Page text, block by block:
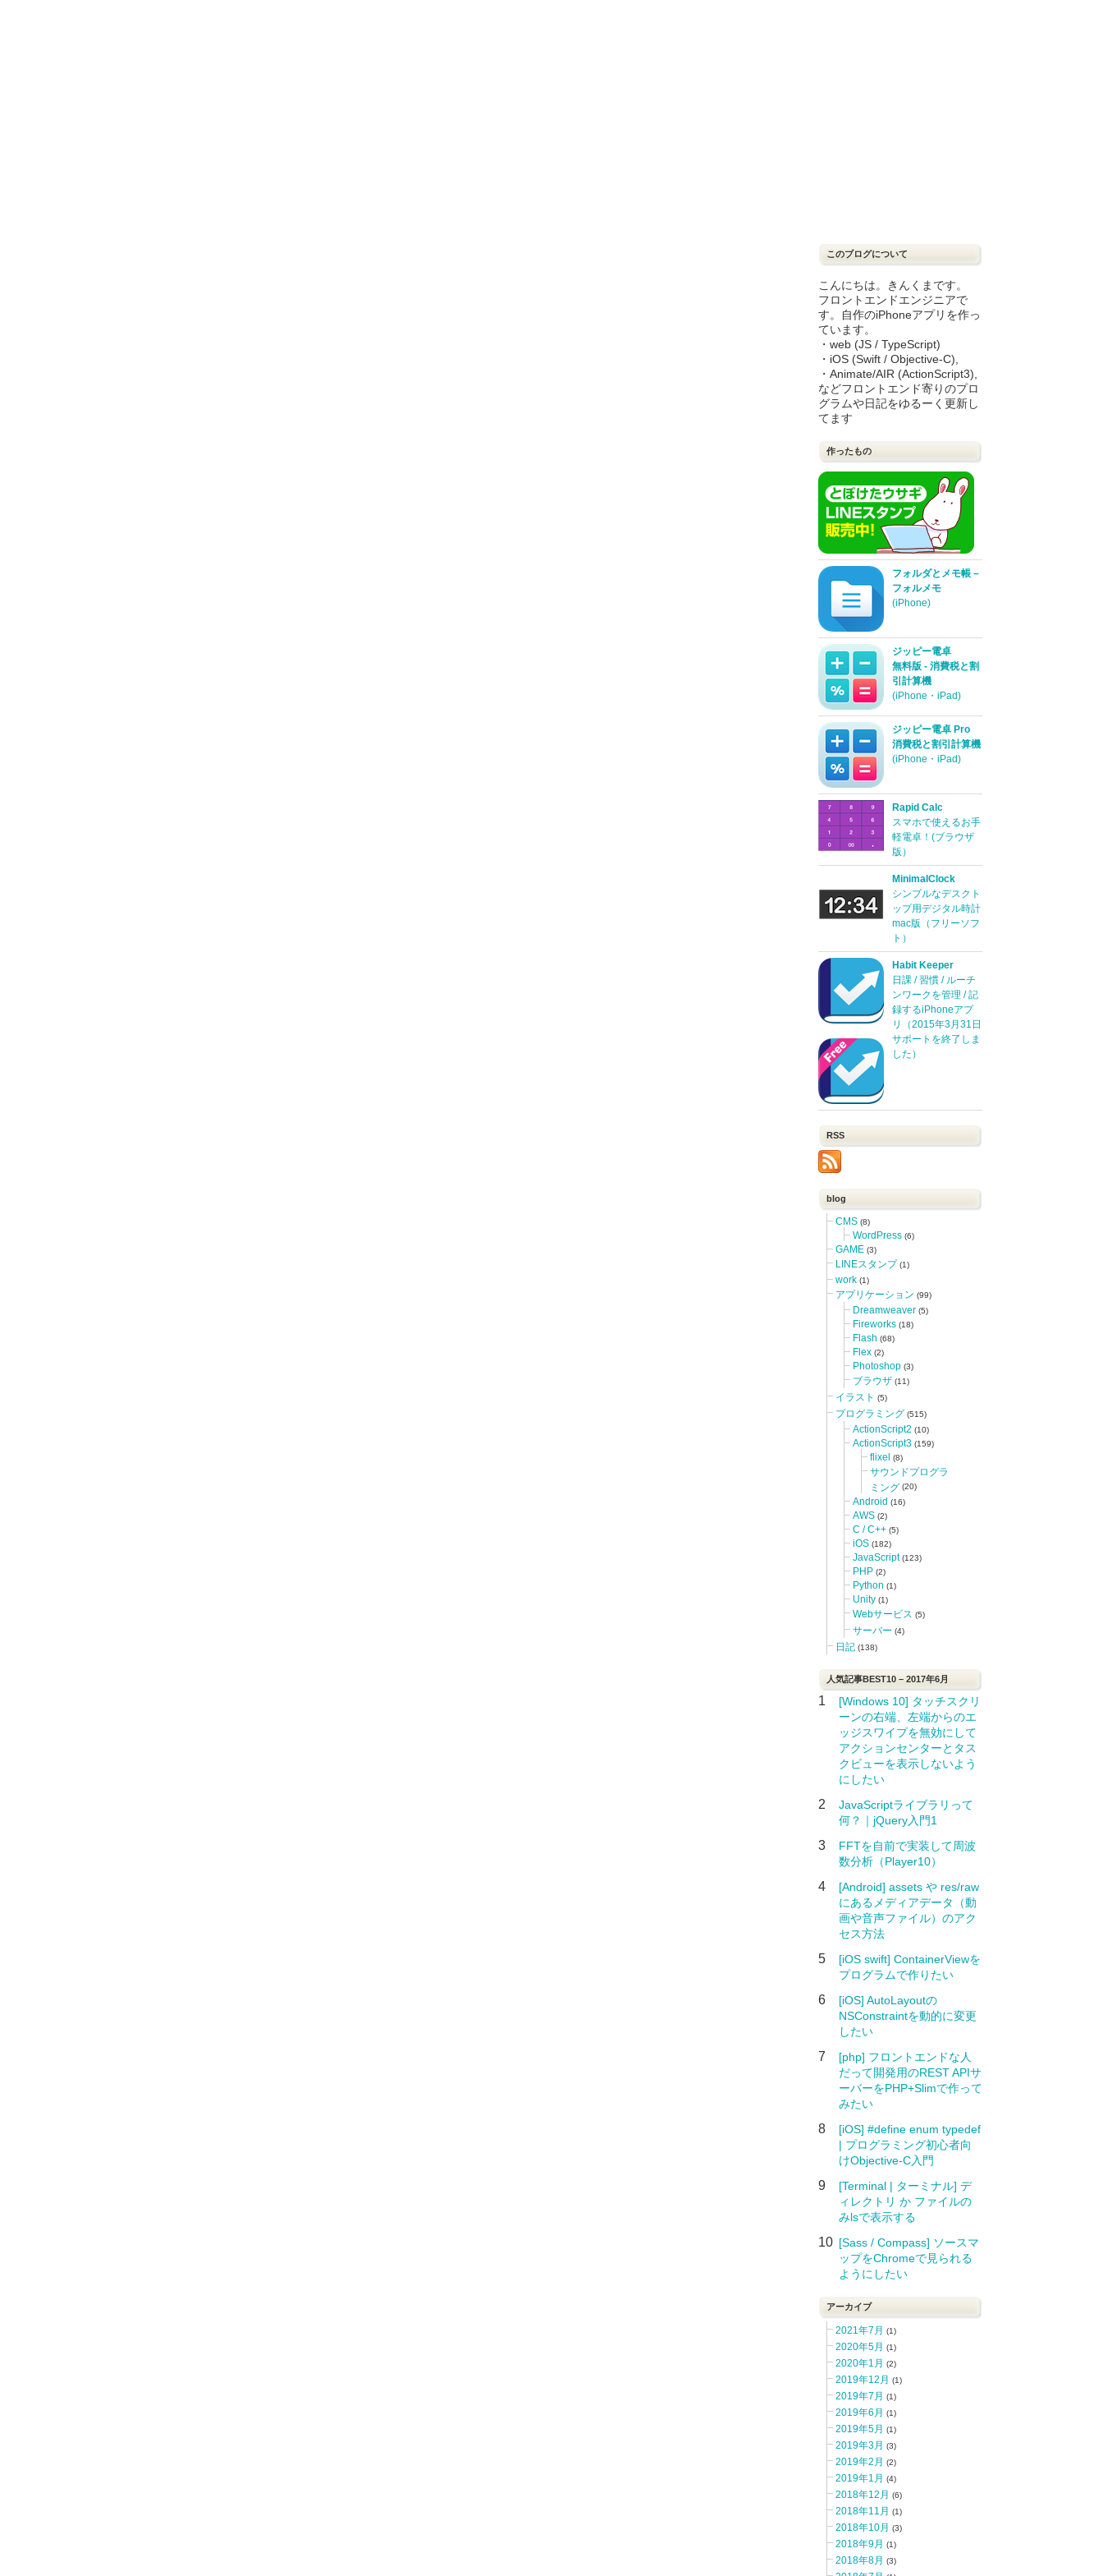
このブログについて
こんにちは。きんくまです。
フロントエンドエンジニアで
す。自作のiPhoneアプリを作っ
ています。
・web (JS / TypeScript)
・iOS (Swift / Objective-C),
・Animate/AIR (ActionScript3),
などフロントエンド寄りのプロ
グラムや日記をゆるーく更新し
てます
作ったもの
フォルダとメモ帳 –
フォルメモ
(iPhone)
ジッピー電卓
無料版 - 消費税と割
引計算機
(iPhone・iPad)
ジッピー電卓 Pro
消費税と割引計算機
(iPhone・iPad)
Rapid Calc
スマホで使えるお手
軽電卓！(ブラウザ
版）
MinimalClock
シンプルなデスクト
ップ用デジタル時計
mac版（フリーソフ
ト）
Habit Keeper
日課 / 習慣 / ルーチ
ンワークを管理 / 記
録するiPhoneアプ
リ（2015年3月31日
サポートを終了しま
した）
RSS
blog
CMS (8)
WordPress (6)
GAME (3)
LINEスタンプ (1)
work (1)
アプリケーション (99)
Dreamweaver (5)
Fireworks (18)
Flash (68)
Flex (2)
Photoshop (3)
ブラウザ (11)
イラスト (5)
プログラミング (515)
ActionScript2 (10)
ActionScript3 (159)
flixel (8)
サウンドプログラ
ミング (20)
Android (16)
AWS (2)
C / C++ (5)
iOS (182)
JavaScript(123)
PHP (2)
Python (1)
Unity (1)
Webサービス (5)
サーバー (4)
日記 (138)
人気記事BEST10 – 2017年6月
1
[Windows 10] タッチスクリ
ーンの右端、左端からのエ
ッジスワイプを無効にして
アクションセンターとタス
クビューを表示しないよう
にしたい
2
JavaScriptライブラリって
何？｜jQuery入門1
3
FFTを自前で実装して周波
数分析（Player10）
4
[Android] assets や res/raw
にあるメディアデータ（動
画や音声ファイル）のアク
セス方法
5
[iOS swift] ContainerViewを
プログラムで作りたい
6
[iOS] AutoLayoutの
NSConstraintを動的に変更
したい
7
[php] フロントエンドな人
だって開発用のREST APIサ
ーバーをPHP+Slimで作って
みたい
8
[iOS] #define enum typedef
| プログラミング初心者向
けObjective-C入門
9
[Terminal | ターミナル] デ
ィレクトリ か ファイルの
みlsで表示する
10 [Sass / Compass] ソースマ
ップをChromeで見られる
ようにしたい
アーカイブ
2021年7月 (1)
2020年5月 (1)
2020年1月 (2)
2019年12月 (1)
2019年7月 (1)
2019年6月 (1)
2019年5月 (1)
2019年3月 (3)
2019年2月 (2)
2019年1月 (4)
2018年12月 (6)
2018年11月 (1)
2018年10月 (3)
2018年9月 (1)
2018年8月 (3)